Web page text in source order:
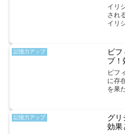
イリ
され
イリ
の向
イリ
リシ
記憶力アップ
ビ
プ！
ビフ
に存
を果
も特
境を
記憶力アップ
グリ
効果